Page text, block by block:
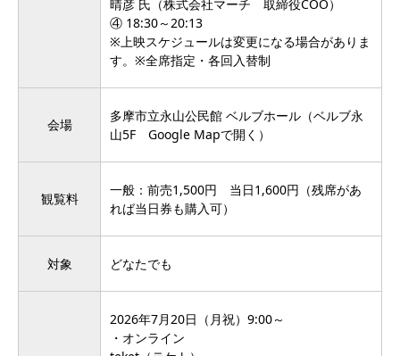
晴彦 氏（株式会社マーチ 取締役COO）
④ 18:30～20:13
※上映スケジュールは変更になる場合がありま
す。※全席指定・各回入替制
会場
多摩市立永山公民館 ベルブホール（ベルブ永
山5F Google Mapで開く ）
観覧料
一般：前売1,500円 当日1,600円（残席があ
れば当日券も購入可）
対象 どなたでも
2026年7月20日（月祝）9:00～
・オンライン